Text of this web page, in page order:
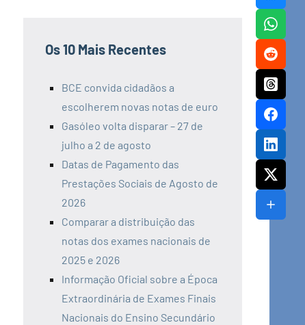
Os 10 Mais Recentes
BCE convida cidadãos a
escolherem novas notas de euro
Gasóleo volta disparar – 27 de
julho a 2 de agosto
Datas de Pagamento das
Prestações Sociais de Agosto de
2026
Comparar a distribuição das
notas dos exames nacionais de
2025 e 2026
Informação Oficial sobre a Época
Extraordinária de Exames Finais
Nacionais do Ensino Secundário